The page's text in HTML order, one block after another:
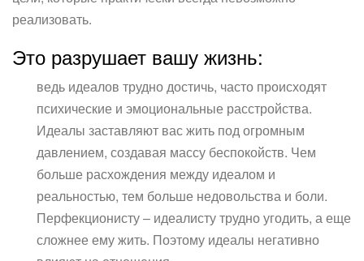
реализовать.
Это разрушает вашу жизнь:
ведь идеалов трудно достичь, часто происходят
психические и эмоциональные расстройства.
Идеалы заставляют вас жить под огромным
давлением, создавая массу беспокойств. Чем
больше расхождения между идеалом и
реальностью, тем больше недовольства и боли.
Перфекционисту – идеалисту трудно угодить, а еще
сложнее ему жить. Поэтому идеалы негативно